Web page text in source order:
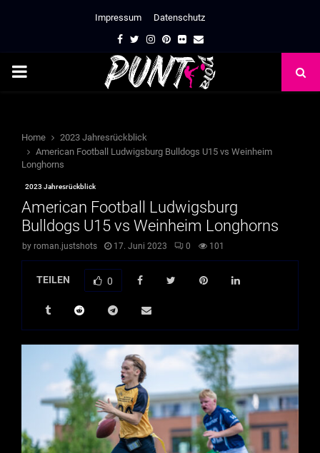
Impressum Datenschutz
Facebook
TwitterInstagram
Pinterest
FlickrEmail
PRIMARY
Home
2023 Jahresrückblick
American Football Ludwigsburg Bulldogs U15 vs Weinheim
Longhorns
2023 Jahresrückblick
American Football Ludwigsburg
Bulldogs U15 vs Weinheim Longhorns
by roman.justshots 17. Juni 2023 0 101
TEILEN 0